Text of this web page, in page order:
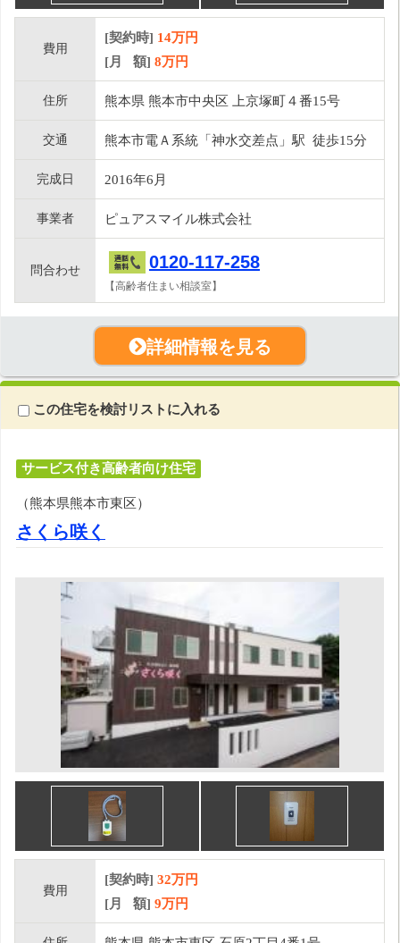
費用
[契約時] 14万円
[月 額] 8万円
住所 熊本県 熊本市中央区 上京塚町４番15号
交通 熊本市電Ａ系統「神水交差点」駅 徒歩15分
完成日 2016年6月
事業者 ピュアスマイル株式会社
問合わせ 0120-117-258
【高齢者住まい相談室】
詳細情報を見る
この住宅を検討リストに入れる
サービス付き高齢者向け住宅
（熊本県熊本市東区）
さくら咲く
費用
[契約時] 32万円
[月 額] 9万円